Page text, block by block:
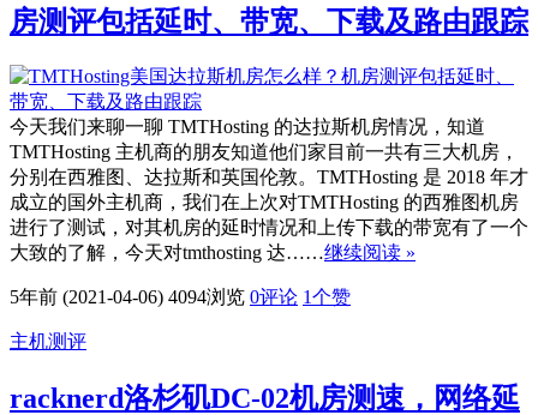
房测评包括延时、带宽、下载及路由跟踪
今天我们来聊一聊 TMTHosting 的达拉斯机房情况，知道
TMTHosting 主机商的朋友知道他们家目前一共有三大机房，
分别在西雅图、达拉斯和英国伦敦。TMTHosting 是 2018 年才
成立的国外主机商，我们在上次对TMTHosting 的西雅图机房
进行了测试，对其机房的延时情况和上传下载的带宽有了一个
大致的了解，今天对tmthosting 达……继续阅读 »
5年前 (2021-04-06) 4094浏览 0评论 1个赞
主机测评
racknerd洛杉矶DC-02机房测速，网络延